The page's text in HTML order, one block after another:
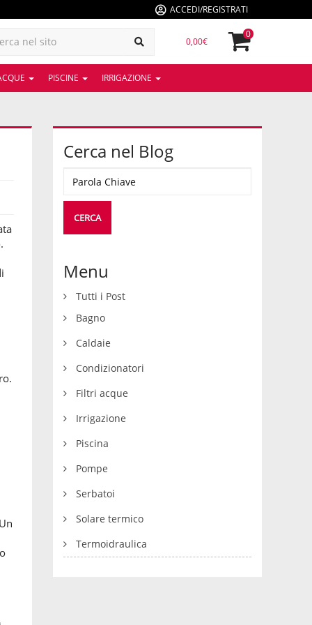
ACCEDI/REGISTRATI
0,00€
0
PISCINE IRRIGAZIONE
Cerca nel Blog
Menu
Tutti i Post
Bagno
Caldaie
Condizionatori
Filtri acque
Irrigazione
Piscina
Pompe
Serbatoi
Solare termico
Termoidraulica